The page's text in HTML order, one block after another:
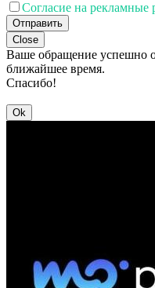
Согласие на рекламные
Отправить
Close
Ваше обращение успешно
ближайшее время.
Спасибо!
Ok